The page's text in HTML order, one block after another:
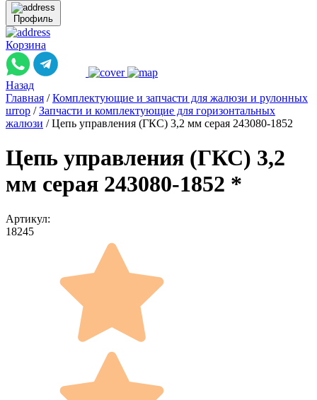
Профиль
Корзина
Назад
Главная / Комплектующие и запчасти для жалюзи и рулонных
штор / Запчасти и комплектующие для горизонтальных
жалюзи / Цепь управления (ГКС) 3,2 мм серая 243080-1852
Цепь управления (ГКС) 3,2
мм серая 243080-1852 *
Артикул:
18245